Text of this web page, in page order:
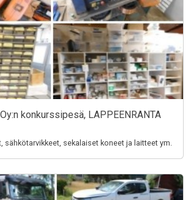
konkurssipesä, LAPPEENRANTA
sähkötarvikkeet, sekalaiset koneet ja laitteet ym.